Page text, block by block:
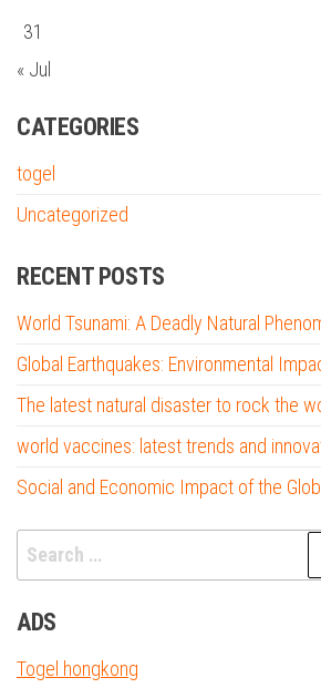
31
« Jul
CATEGORIES
togel
Uncategorized
RECENT POSTS
World Tsunami: A Deadly Natural
Global Earthquakes: Environmental
The latest natural disaster to rock the
world vaccines: latest trends and
Social and Economic Impact of the
Search
for:
ADS
Togel hongkong